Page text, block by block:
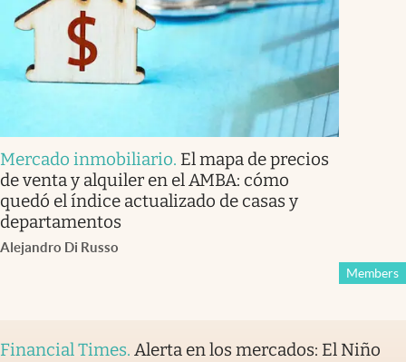
Mercado inmobiliario. El mapa de precios
de venta y alquiler en el AMBA: cómo
quedó el índice actualizado de casas y
departamentos
Alejandro Di Russo
Members
Financial Times. Alerta en los mercados: El Niño